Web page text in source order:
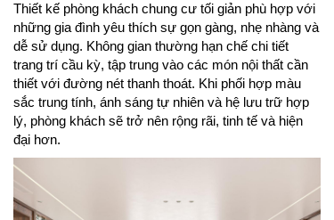
Thiết kế phòng khách chung cư tối giản phù hợp với
những gia đình yêu thích sự gọn gàng, nhẹ nhàng và
dễ sử dụng. Không gian thường hạn chế chi tiết
trang trí cầu kỳ, tập trung vào các món nội thất cần
thiết với đường nét thanh thoát. Khi phối hợp màu
sắc trung tính, ánh sáng tự nhiên và hệ lưu trữ hợp
lý, phòng khách sẽ trở nên rộng rãi, tinh tế và hiện
đại hơn.